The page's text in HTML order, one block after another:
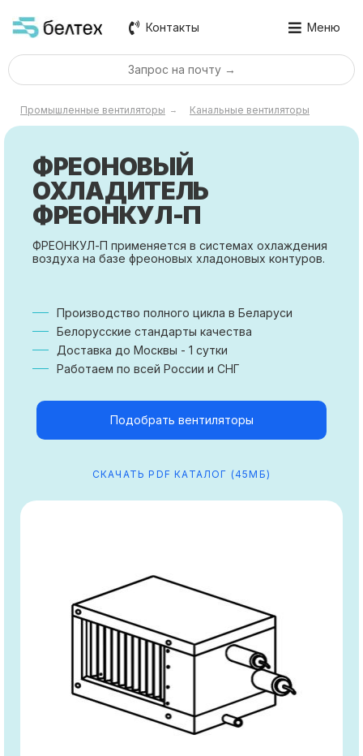
Контакты Меню
Запрос на почту →
Промышленные вентиляторы → Канальные вентиляторы
ФРЕОНОВЫЙ
ОХЛАДИТЕЛЬ
ФРЕОНКУЛ-П
ФРЕОНКУЛ-П применяется в системах охлаждения
воздуха на базе фреоновых хладоновых контуров.
Производство полного цикла в Беларуси
Белорусские стандарты качества
Доставка до Москвы - 1 сутки
Работаем по всей России и СНГ
Подобрать вентиляторы
СКАЧАТЬ PDF КАТАЛОГ (45МБ)